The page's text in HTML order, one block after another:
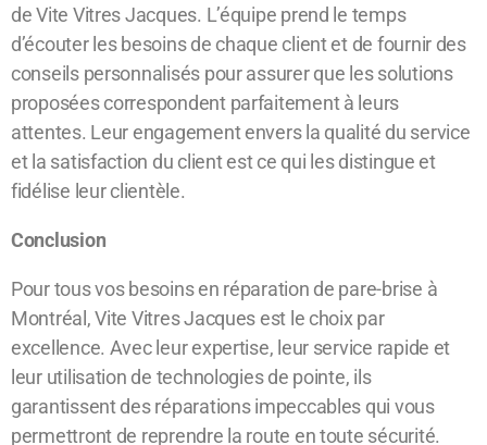
de Vite Vitres Jacques. L’équipe prend le temps
d’écouter les besoins de chaque client et de fournir des
conseils personnalisés pour assurer que les solutions
proposées correspondent parfaitement à leurs
attentes. Leur engagement envers la qualité du service
et la satisfaction du client est ce qui les distingue et
fidélise leur clientèle.
Conclusion
Pour tous vos besoins en réparation de pare-brise à
Montréal, Vite Vitres Jacques est le choix par
excellence. Avec leur expertise, leur service rapide et
leur utilisation de technologies de pointe, ils
garantissent des réparations impeccables qui vous
permettront de reprendre la route en toute sécurité.